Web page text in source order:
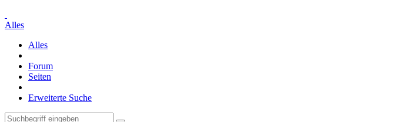
Alles
Alles
Forum
Seiten
Erweiterte Suche